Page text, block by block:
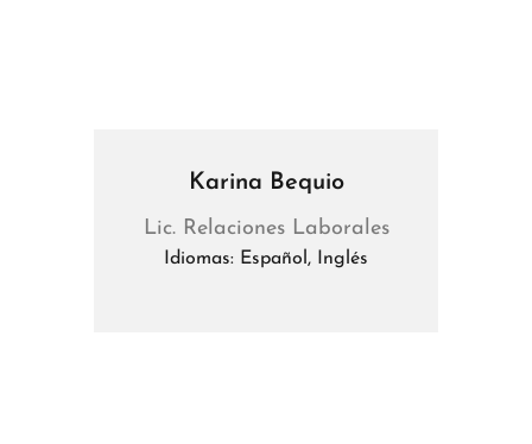
Karina Bequio
Lic. Relaciones Laborales
Idiomas: Español, Inglés